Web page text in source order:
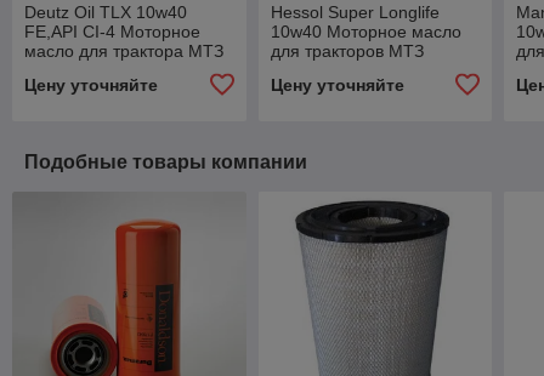
Deutz Oil TLX 10w40
FE,API CI-4 Моторное
масло для трактора МТЗ
Цену уточняйте
Hessol Super Longlife
10w40 Моторное масло
для тракторов МТЗ
Цену уточняйте
Подобные товары компании